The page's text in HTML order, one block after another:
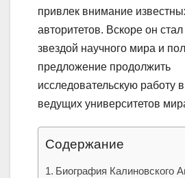
привлек внимание
авторитетов. Вскоре он
звездой научного мира и
предложение продолжить
исследовательскую работу
ведущих университетов
Содержание
Биография Калиновского